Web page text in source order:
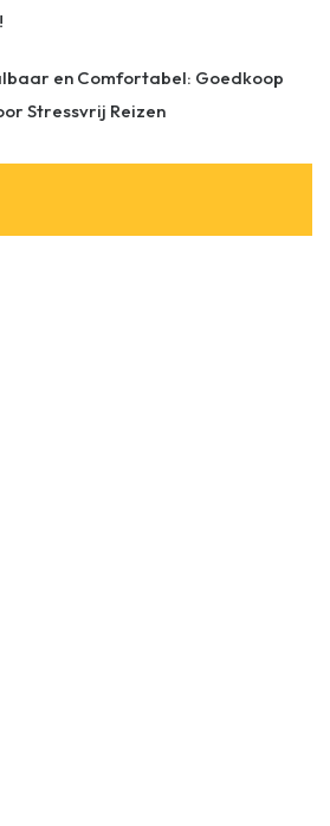
en Comfortabel: Goedkoop
Stressvrij Reizen